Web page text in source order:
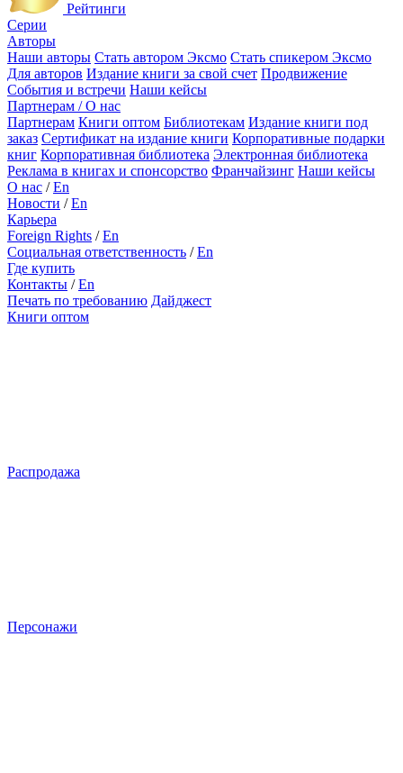
Рейтинги
Серии
Авторы
Наши авторы Стать автором Эксмо Стать спикером Эксмо
Для авторов Издание книги за свой счет Продвижение
События и встречи Наши кейсы
Партнерам / О нас
Партнерам Книги оптом Библиотекам Издание книги под
заказ Сертификат на издание книги Корпоративные подарки
книг Корпоративная библиотека Электронная библиотека
Реклама в книгах и спонсорство Франчайзинг Наши кейсы
О нас /En
Новости /En
Карьера
Foreign Rights /En
Социальная ответственность /En
Где купить
Контакты /En
Печать по требованию Дайджест
Книги оптом
Распродажа
Персонажи